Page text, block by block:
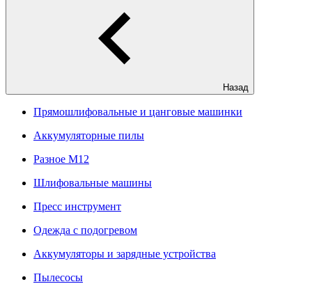
Назад
Прямошлифовальные и цанговые машинки
Аккумуляторные пилы
Разное M12
Шлифовальные машины
Пресс инструмент
Одежда с подогревом
Аккумуляторы и зарядные устройства
Пылесосы